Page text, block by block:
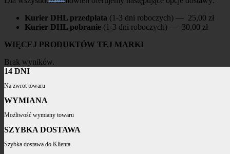
Kurier DHL przedpłata (1-3 dni roboczych) — 25,00 zł
Kurier DHL pobranie (1-3 dni roboczych) — 30,00 zł
WIĘCEJ PRODUKTÓW TEJ MARKI
Brak wyników.
14 DNI
Na zwrot towaru
WYMIANA
Możliwość wymiany towaru
SZYBKA DOSTAWA
Szybka dostawa do Klienta